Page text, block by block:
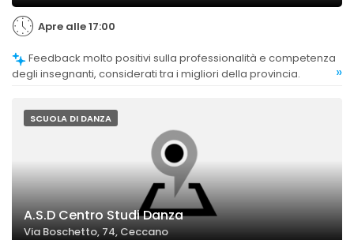
Apre alle 17:00
degli insegnanti, considerati tra i migliori della provincia.
»
SCUOLA DI DANZA
A.S.D Centro Studi Danza
Via Boschetto, 74, Ceccano